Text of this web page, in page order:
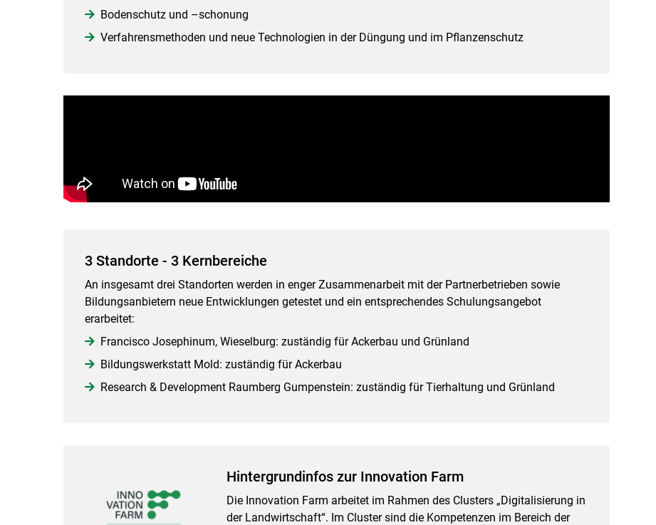
Bodenschutz und –schonung
Verfahrensmethoden und neue Technologien in der Düngung und im Pflanzenschutz
3 Standorte - 3 Kernbereiche
An insgesamt drei Standorten werden in enger Zusammenarbeit mit der Partnerbetrieben sowie
Bildungsanbietern neue Entwicklungen getestet und ein entsprechendes Schulungsangebot
erarbeitet:
Francisco Josephinum, Wieselburg: zuständig für Ackerbau und Grünland
Bildungswerkstatt Mold: zuständig für Ackerbau
Research & Development Raumberg Gumpenstein: zuständig für Tierhaltung und Grünland
Hintergrundinfos zur Innovation Farm
Die Innovation Farm arbeitet im Rahmen des Clusters „Digitalisierung in
der Landwirtschaft“. Im Cluster sind die Kompetenzen im Bereich der